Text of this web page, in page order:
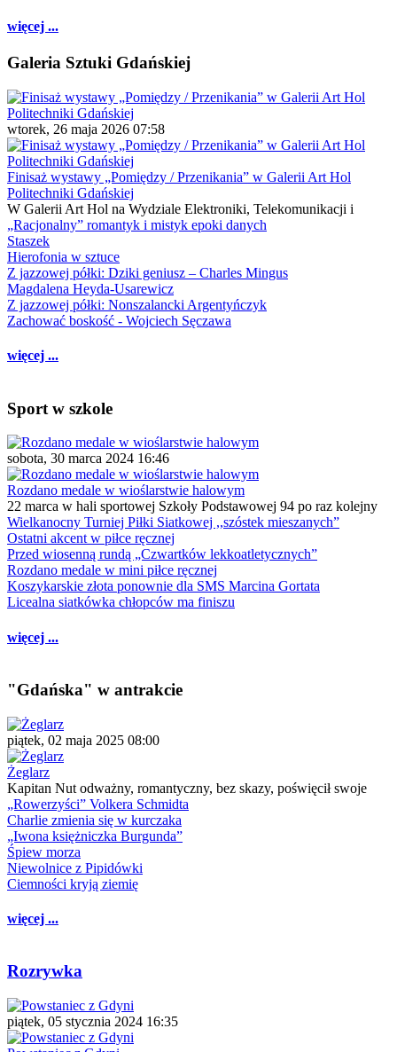
więcej ...
Galeria Sztuki Gdańskiej
wtorek, 26 maja 2026 07:58
Finisaż wystawy „Pomiędzy / Przenikania” w Galerii Art Hol
Politechniki Gdańskiej
W Galerii Art Hol na Wydziale Elektroniki, Telekomunikacji i
„Racjonalny” romantyk i mistyk epoki danych
Staszek
Hierofonia w sztuce
Z jazzowej półki: Dziki geniusz – Charles Mingus
Magdalena Heyda-Usarewicz
Z jazzowej półki: Nonszalancki Argentyńczyk
Zachować boskość - Wojciech Sęczawa
więcej ...
Sport w szkole
sobota, 30 marca 2024 16:46
Rozdano medale w wioślarstwie halowym
22 marca w hali sportowej Szkoły Podstawowej 94 po raz kolejny
Wielkanocny Turniej Piłki Siatkowej ,,szóstek mieszanych”
Ostatni akcent w piłce ręcznej
Przed wiosenną rundą „Czwartków lekkoatletycznych”
Rozdano medale w mini piłce ręcznej
Koszykarskie złota ponownie dla SMS Marcina Gortata
Licealna siatkówka chłopców ma finiszu
więcej ...
"Gdańska" w antrakcie
piątek, 02 maja 2025 08:00
Żeglarz
Kapitan Nut odważny, romantyczny, bez skazy, poświęcił swoje
„Rowerzyści” Volkera Schmidta
Charlie zmienia się w kurczaka
„Iwona księżniczka Burgunda”
Śpiew morza
Niewolnice z Pipidówki
Ciemności kryją ziemię
więcej ...
Rozrywka
piątek, 05 stycznia 2024 16:35